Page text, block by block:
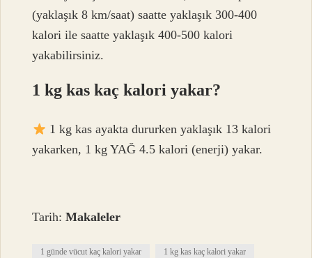
(yaklaşık 8 km/saat) saatte yaklaşık 300-400
kalori ile saatte yaklaşık 400-500 kalori
yakabilirsiniz.
1 kg kas kaç kalori yakar?
1 kg kas ayakta dururken yaklaşık 13 kalori
yakarken, 1 kg YAĞ 4.5 kalori (enerji) yakar.
Tarih:Makaleler
1 günde vücut kaç kalori yakar 1 kg kas kaç kalori yakar